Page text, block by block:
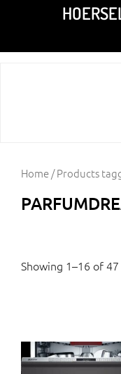
springen
Home/ Products
Showing 1–16 of